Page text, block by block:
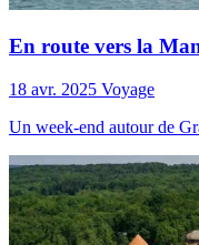
En route vers la
18 avr. 2025 Voyage
Un week-end autour de